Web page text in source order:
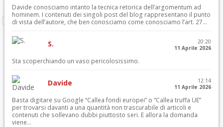
Davide conosciamo intanto la tecnica retorica dell’argomentum ad
hominem. I contenuti dei singoli post del blog rappresentano il punto
di vista dell’autore, che ben conosciamo come conosciamo l’art. 27...
S.
20:20
11 Aprile 2026
Sta scoperchiando un vaso pericolosissimo.
Davide
12:14
11 Aprile 2026
Basta digitare su Google “Callea fondi europei” o “Callea truffa UE”
per trovarsi davanti a una quantità non trascurabile di articoli e
contenuti che sollevano dubbi piuttosto seri. E allora la domanda
viene...